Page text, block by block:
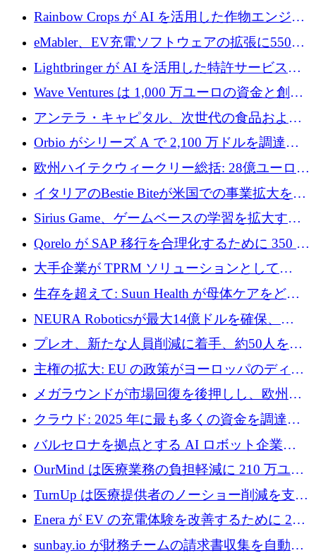
人マッチングを拡大するために 100 万ユーロ
Rainbow Crops が AI を活用した作物エンジニ
アリングを拡張するために 970 万ユーロを調
eMabler、EV充電ソフトウェアの拡張に550万
ユーロを確保
Lightbringer が AI を活用した特許サービスを
拡大するために 1,000 万ドルを調達
Wave Ventures は 1,000 万ユーロの資金と創設
者補助金で 10 周年を迎える
アンテラ・キャピタル、次世代の食品および
アグリテクノロジーのイノベーションを支援
に到達
Orbio がシリーズ A で 2,100 万ドルを調達、
AI 労働力管理を世界の最前線の労働者に提供
欧州ハイテクウィークリー総括: 28億ユーロの
取引と5月のハイライト
イタリアのBestie Biteが米国での事業拡大を加
速するために150万ユーロを調達
Sirius Game、ゲームベースの学習を拡大する
ために 130 万ユーロの資金調達を完了
Qorelo が SAP 移行を合理化するために 350 万
ドルを調達
大手企業が TPRM ソリューションとして
Vanta を選択する理由
生存を超えて: Suun Health が母体ケアをどの
ように再考しているか
NEURA Roboticsが最大14億ドルを確保、
Bending Spoonsが米国IPOを申請、英国首相が
4億ポンドのチップ計画を発表
プレオ、新たな人員削減に着手、約50人を解
雇
主権の拡大: EU の政策がヨーロッパのディー
プテック戦略をどのように再構築しているか
メガラウンドが市場回復を後押しし、欧州の
ハイテク資金調達は5月に105億ユーロに回復
クラウド: 2025 年に最も多くの資金を調達し
た 10 社
バルセロナを拠点とする AI ロボット企業
Theker が 8,500 万ドルを調達
OurMind は医療業務の負担軽減に 210 万ユー
ロを寄付
TurnUp は医療提供者のノーショー削減を支援
するために 200 万ユーロを調達
Enera が EV の充電体験を改善するために 200
万ドルを調達
sunbay.io が財務チームの請求書収集を自動化